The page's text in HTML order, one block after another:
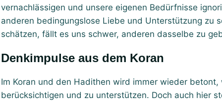
vernachlässigen und unsere eigenen Bedürfnisse
anderen bedingungslose Liebe und Unterstützung zu
schätzen, fällt es uns schwer, anderen dasselbe zu
Denkimpulse aus dem Koran
Im Koran und den Hadithen wird immer wieder
berücksichtigen und zu unterstützen. Doch auch hier